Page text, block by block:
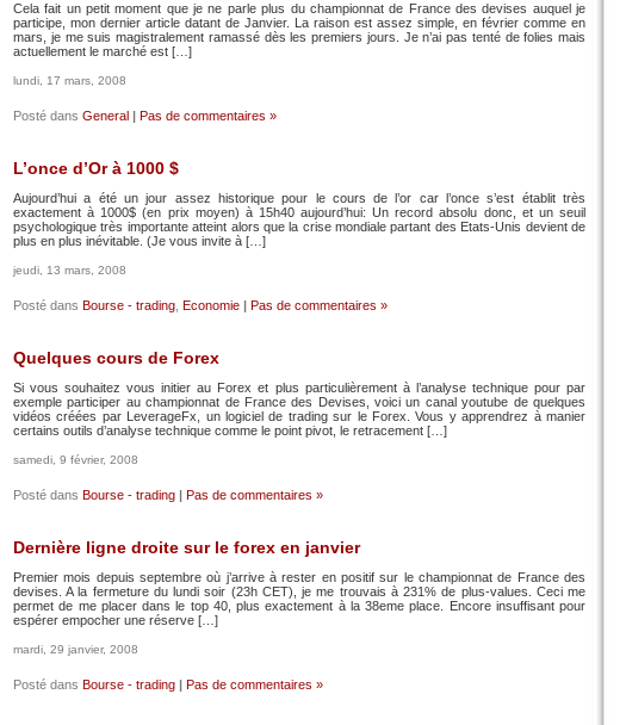
Cela fait un petit moment que je ne parle plus du championnat de France des devises auquel je
participe, mon dernier article datant de Janvier. La raison est assez simple, en février comme en
mars, je me suis magistralement ramassé dès les premiers jours. Je n’ai pas tenté de folies mais
actuellement le marché est […]
lundi, 17 mars, 2008
Posté dans General | Pas de commentaires »
L’once d’Or à 1000 $
Aujourd’hui a été un jour assez historique pour le cours de l’or car l’once s’est établit très
exactement à 1000$ (en prix moyen) à 15h40 aujourd’hui: Un record absolu donc, et un seuil
psychologique très importante atteint alors que la crise mondiale partant des Etats-Unis devient de
plus en plus inévitable. (Je vous invite à […]
jeudi, 13 mars, 2008
Posté dans Bourse - trading Economie | Pas de commentaires »
Quelques cours de Forex
Si vous souhaitez vous initier au Forex et plus particulièrement à l’analyse technique pour par
exemple participer au championnat de France des Devises, voici un canal youtube de quelques
vidéos créées par LeverageFx, un logiciel de trading sur le Forex. Vous y apprendrez à manier
certains outils d’analyse technique comme le point pivot, le retracement […]
samedi, 9 février, 2008
Posté dans Bourse - trading | Pas de commentaires »
Dernière ligne droite sur le forex en janvier
Premier mois depuis septembre où j’arrive à rester en positif sur le championnat de France des
devises. A la fermeture du lundi soir (23h CET), je me trouvais à 231% de plus-values. Ceci me
permet de me placer dans le top 40, plus exactement à la 38eme place. Encore insuffisant pour
espérer empocher une réserve […]
mardi, 29 janvier, 2008
Posté dans Bourse - trading | Pas de commentaires »